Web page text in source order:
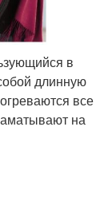
в
длинную
все
на